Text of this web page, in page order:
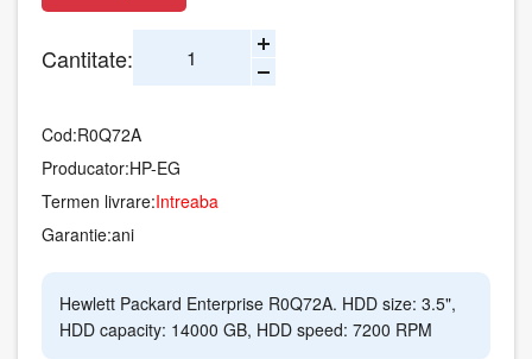
Cantitate:
Cod:R0Q72A
Producator:HP-EG
Termen livrare:Intreaba
Garantie:ani
Hewlett Packard Enterprise R0Q72A. HDD size: 3.5",
HDD capacity: 14000 GB, HDD speed: 7200 RPM